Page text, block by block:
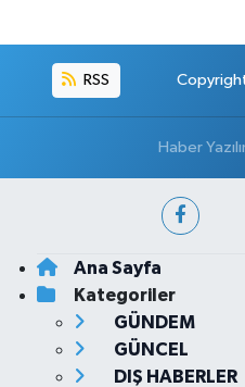
RSS Copyright
Haber
Ana Sayfa
Kategoriler
GÜNDEM
GÜNCEL
DIŞ HABERLER